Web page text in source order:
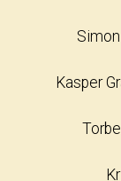
Kasper